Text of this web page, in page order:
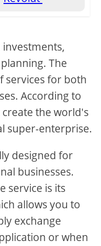
The
services for both
According to
the world's
super-enterprise.
designed for
businesses.
service is its
allows you to
exchange
or when